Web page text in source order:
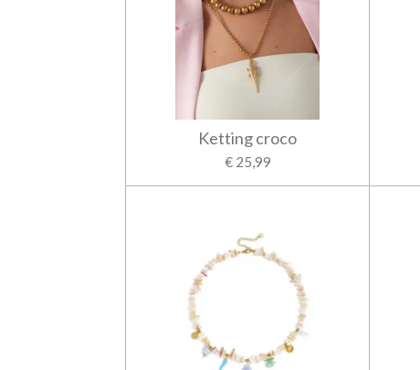
Ketting croco
€ 25,99